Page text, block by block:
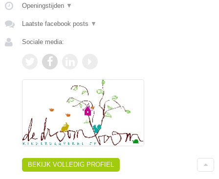
Openingstijden ▼
Laatste facebook posts ▼
Sociale media:
BEKIJK VOLLEDIG PROFIEL